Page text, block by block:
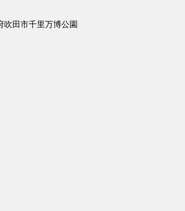
吹田市千里万博公園